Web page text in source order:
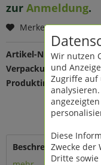
zur Anmeldung.
Merken
Artikel-Nr.:
Verpackungseinheit:
Produktinfo:
Beschreibung
Wir nutzen
und
Zugriffe auf
Diese
Zwecke der
Dritte